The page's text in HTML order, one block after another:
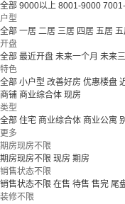
全部 9000以上 8001-9000
户型
全部 一居 二居 三居 四居 五居
开盘
全部 最近开盘 未来一个月 未来
特色
全部 小户型 改善好房 优惠楼盘
商铺 商业综合体 现房
类型
全部 住宅 商业综合体 商业公寓
更多
期房现房不限
期房现房不限 现房 期房
销售状态不限
销售状态不限 在售 待售 售完 尾
装修不限